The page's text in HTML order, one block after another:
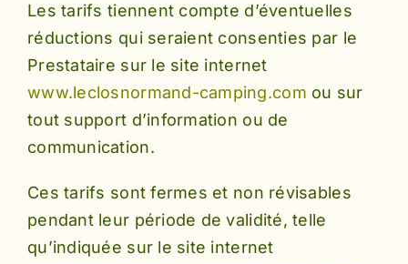
Les tarifs tiennent compte d’éventuelles
réductions qui seraient consenties par le
Prestataire sur le site internet
www.leclosnormand-camping.com ou sur
tout support d’information ou de
communication.
Ces tarifs sont fermes et non révisables
pendant leur période de validité, telle
qu’indiquée sur le site internet